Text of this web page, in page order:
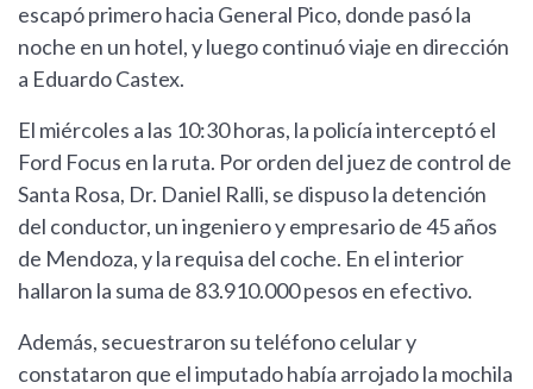
escapó primero hacia General Pico, donde pasó la
noche en un hotel, y luego continuó viaje en dirección
a Eduardo Castex.
El miércoles a las 10:30 horas, la policía interceptó el
Ford Focus en la ruta. Por orden del juez de control de
Santa Rosa, Dr. Daniel Ralli, se dispuso la detención
del conductor, un ingeniero y empresario de 45 años
de Mendoza, y la requisa del coche. En el interior
hallaron la suma de 83.910.000 pesos en efectivo.
Además, secuestraron su teléfono celular y
constataron que el imputado había arrojado la mochila